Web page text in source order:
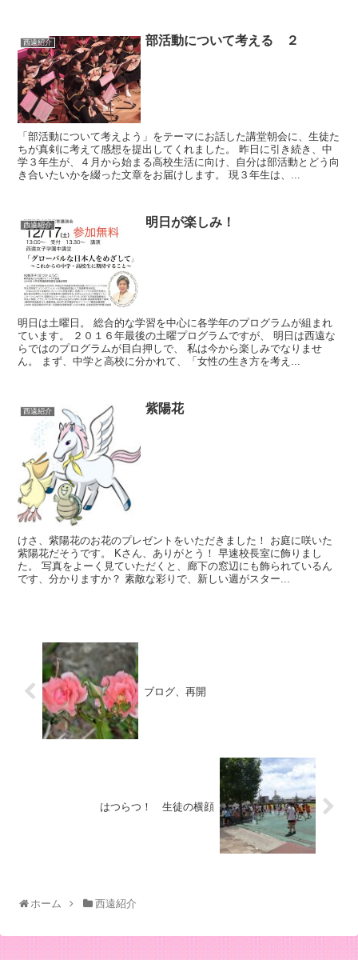
西遠紹介 部活動について考える ２
「部活動について考えよう」をテーマにお話した講堂朝会に、生徒た
ちが真剣に考えて感想を提出してくれました。 昨日に引き続き、中
学３年生が、４月から始まる高校生活に向け、自分は部活動とどう向
き合いたいかを綴った文章をお届けします。 現３年生は、...
西遠紹介 明日が楽しみ！
明日は土曜日。 総合的な学習を中心に各学年のプログラムが組まれ
ています。 ２０１６年最後の土曜プログラムですが、 明日は西遠な
らではのプログラムが目白押しで、 私は今から楽しみでなりませ
ん。 まず、中学と高校に分かれて、「女性の生き方を考え...
西遠紹介 紫陽花
けさ、紫陽花のお花のプレゼントをいただきました！ お庭に咲いた
紫陽花だそうです。 Kさん、ありがとう！ 早速校長室に飾りまし
た。 写真をよーく見ていただくと、廊下の窓辺にも飾られているん
です、分かりますか？ 素敵な彩りで、新しい週がスター...
ブログ、再開
はつらつ！ 生徒の横顔
ホーム 西遠紹介